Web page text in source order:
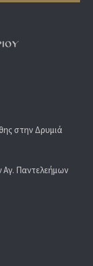
στην Δρυμιά
Αγ. Παντελεήμων